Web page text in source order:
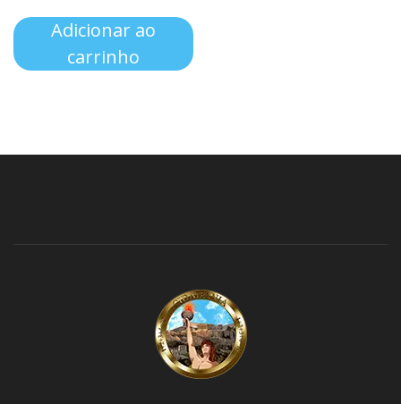
Adicionar ao
carrinho